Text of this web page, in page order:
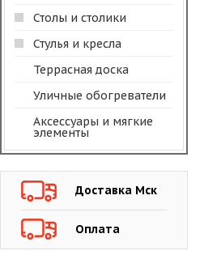
Столы и столики
Стулья и кресла
Террасная доска
Уличные обогреватели
Аксессуары и мягкие
элементы
Доставка Мск
Оплата